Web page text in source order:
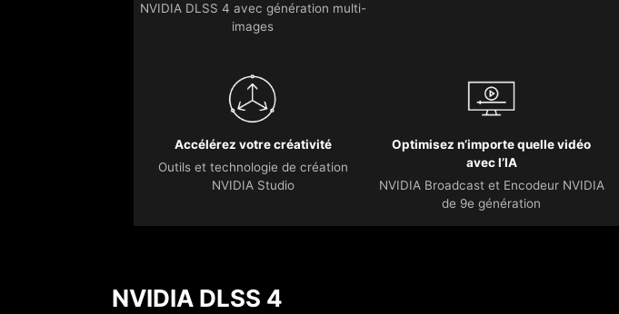
NVIDIA DLSS 4 avec génération multi-
images
Accélérez votre créativité
Outils et technologie de création
NVIDIA Studio
Optimisez n’importe quelle vidéo
avec l’IA
NVIDIA Broadcast et Encodeur NVIDIA
de 9e génération
NVIDIA DLSS 4